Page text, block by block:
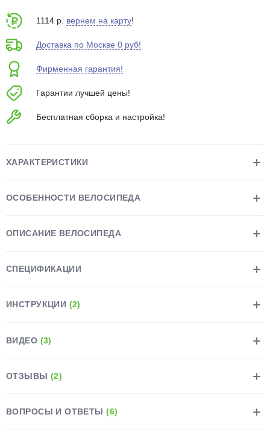
1114 р. вернем на карту!
Доставка по Москве 0 руб!
Фирменная гарантия!
Гарантии лучшей цены!
Бесплатная сборка и настройка!
ХАРАКТЕРИСТИКИ
ОСОБЕННОСТИ ВЕЛОСИПЕДА
ОПИСАНИЕ ВЕЛОСИПЕДА
СПЕЦИФИКАЦИИ
ИНСТРУКЦИИ (2)
ВИДЕО (3)
ОТЗЫВЫ (2)
ВОПРОСЫ И ОТВЕТЫ(6)
Подробнее
недели